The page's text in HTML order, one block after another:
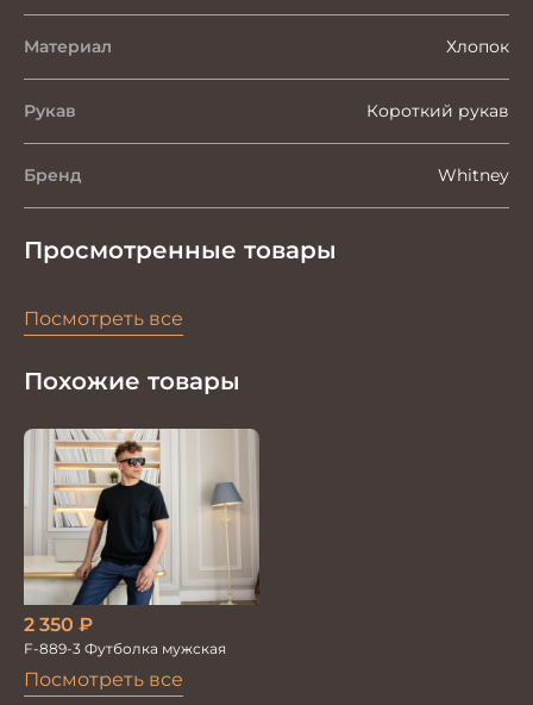
Материал Хлопок
Рукав Короткий рукав
Бренд Whitney
Просмотренные товары
Посмотреть все
Похожие товары
Посмотреть все
2 350 ₽
F-889-3 Футболка мужская